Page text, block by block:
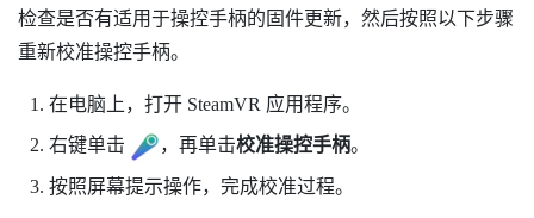
检查是否有适用于操控手柄的固件更新，然后按照以下步骤
重新校准操控手柄。
在电脑上，打开 SteamVR 应用程序。
右键单击 ，再单击校准操控手柄。
按照屏幕提示操作，完成校准过程。